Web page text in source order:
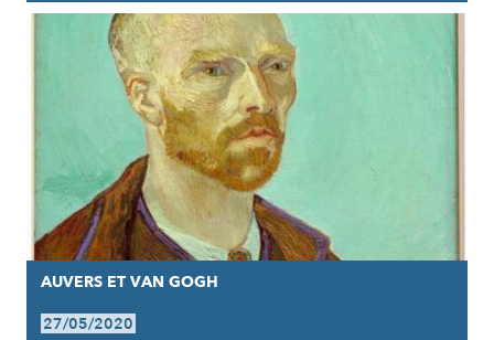
AUVERS ET VAN GOGH
27/05/2020